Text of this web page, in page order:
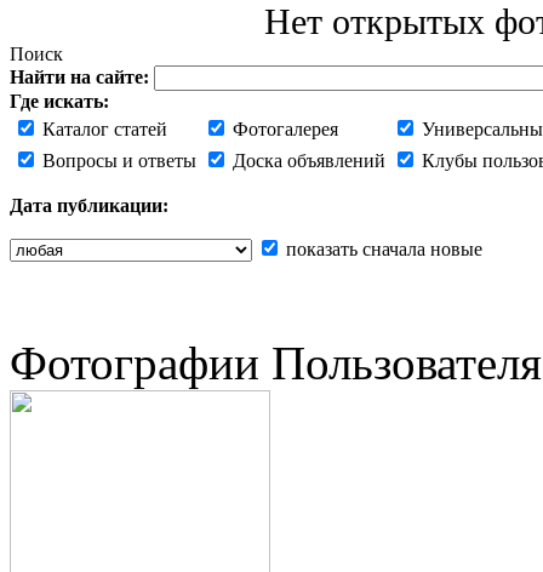
Нет открытых
Поиск
Найти на сайте:
Где искать:
Каталог статей
Фотогалерея
Вопросы и ответы
Доска объявлений Клубы
Дата публикации:
показать сначала новые
Фотографии Пользователя